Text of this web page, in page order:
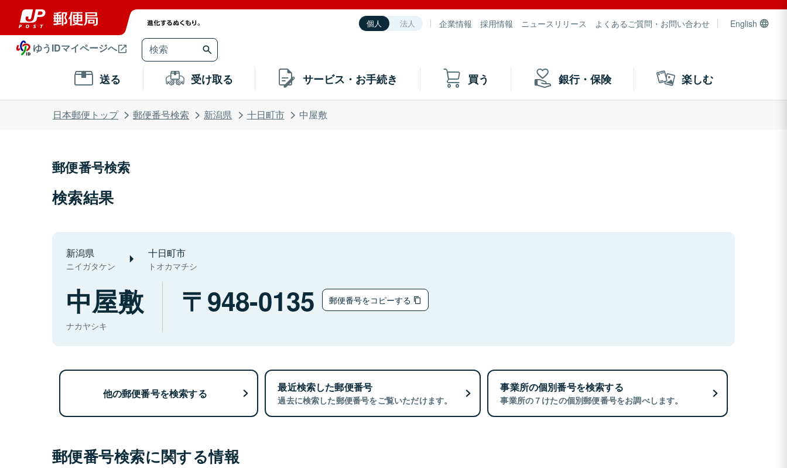
個人 法人 企業情報 採用情報 ニュースリリース よくあるご質問・お問い合わせ English
ゆうIDマイページへ
送る 受け取る サービス・お手続き 買う 銀行・保険 楽しむ
日本郵便トップ 郵便番号検索 新潟県 十日町市 中屋敷
郵便番号検索
検索結果
新潟県
ニイガタケン
十日町市
トオカマチシ
中屋敷
ナカヤシキ
948-0135 郵便番号をコピーする
他の郵便番号を検索する 最近検索した郵便番号
過去に検索した郵便番号をご覧いただけます。
事業所の個別番号を検索する
事業所の７けたの個別郵便番号をお調べします。
郵便番号検索に関する情報